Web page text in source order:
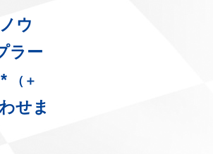
ウ
ラー
（＋
せま